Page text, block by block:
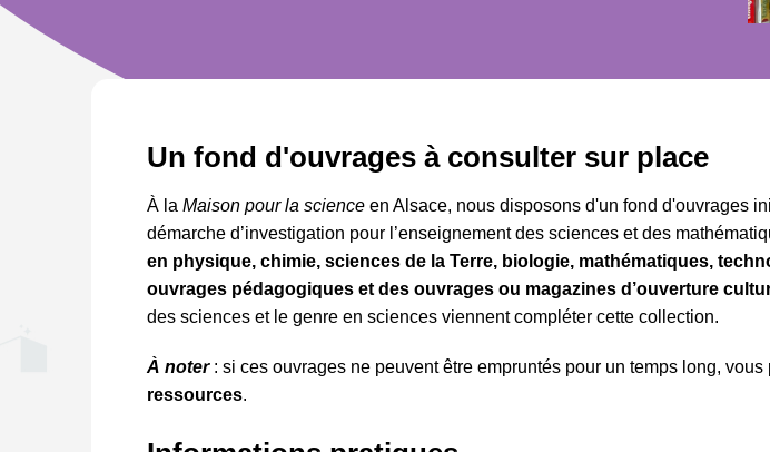
Un fond d'ouvrages à consulter sur place
À la Maison pour la science en Alsace, nous disposons d'un fond d'ouvrages
démarche d’investigation pour l’enseignement des sciences et des
en physique, chimie, sciences de la Terre, biologie, mathématiques,
ouvrages pédagogiques et des ouvrages ou magazines d’ouverture
des sciences et le genre en sciences viennent compléter cette collection.
À noter : si ces ouvrages ne peuvent être empruntés pour un temps long, vous
ressources.